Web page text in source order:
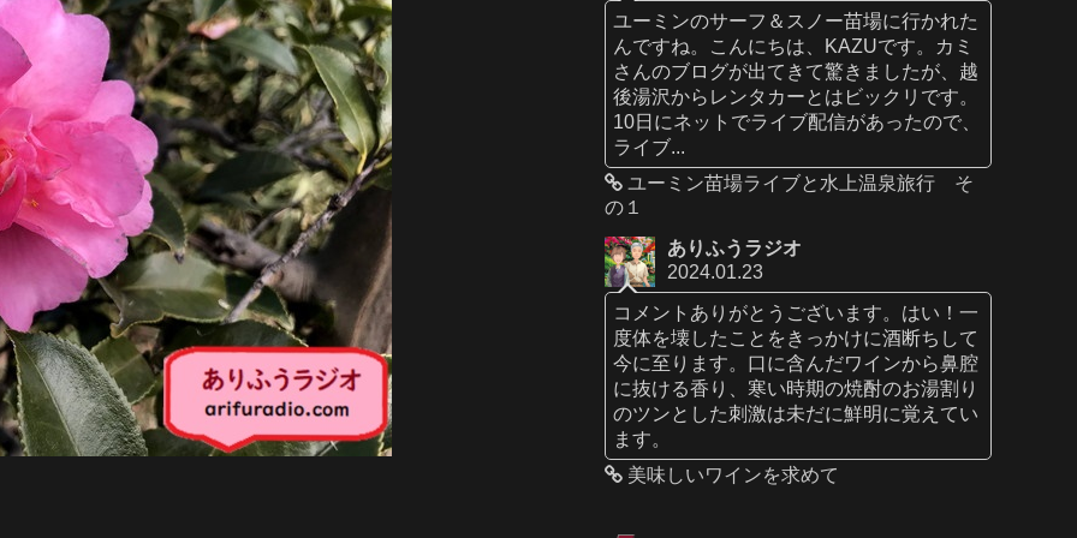
ユーミンのサーフ＆スノー苗場に行かれた
んですね。こんにちは、KAZUです。カミ
さんのブログが出てきて驚きましたが、越
後湯沢からレンタカーとはビックリです。
10日にネットでライブ配信があったので、
ライブ...
ユーミン苗場ライブと水上温泉旅行 そ
の１
ありふうラジオ
2024.01.23
コメントありがとうございます。はい！一
度体を壊したことをきっかけに酒断ちして
今に至ります。口に含んだワインから鼻腔
に抜ける香り、寒い時期の焼酎のお湯割り
のツンとした刺激は未だに鮮明に覚えてい
ます。
美味しいワインを求めて